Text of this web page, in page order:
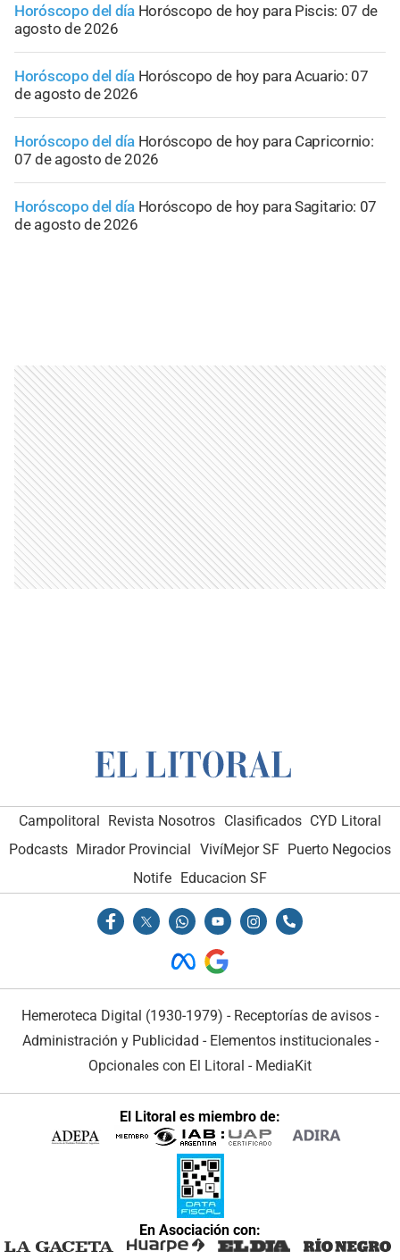
Horóscopo del día Horóscopo de hoy para Piscis: 07 de
agosto de 2026
Horóscopo del día Horóscopo de hoy para Acuario: 07
de agosto de 2026
Horóscopo del día Horóscopo de hoy para Capricornio:
07 de agosto de 2026
Horóscopo del día Horóscopo de hoy para Sagitario: 07
de agosto de 2026
Campolitoral Revista Nosotros Clasificados CYD Litoral
Podcasts Mirador Provincial VivíMejor SF Puerto Negocios
Notife Educacion SF
Hemeroteca Digital (1930-1979) - Receptorías de avisos -
Administración y Publicidad - Elementos institucionales-
Opcionales con El Litoral - MediaKit
El Litoral es miembro de:
En Asociación con: